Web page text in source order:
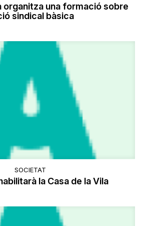
organitza una formació sobre
sindical bàsica
SOCIETAT
la Casa de la Vila